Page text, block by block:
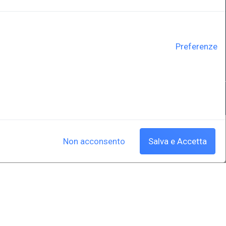
Preferenze
Non acconsento Salva e Accetta